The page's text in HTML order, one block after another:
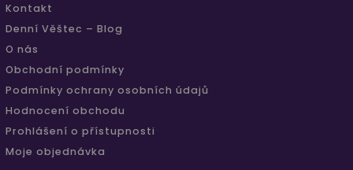
Kontakt
Denní Věštec – Blog
O nás
Obchodní podmínky
Podmínky ochrany osobních údajů
Hodnocení obchodu
Prohlášení o přístupnosti
Moje objednávka